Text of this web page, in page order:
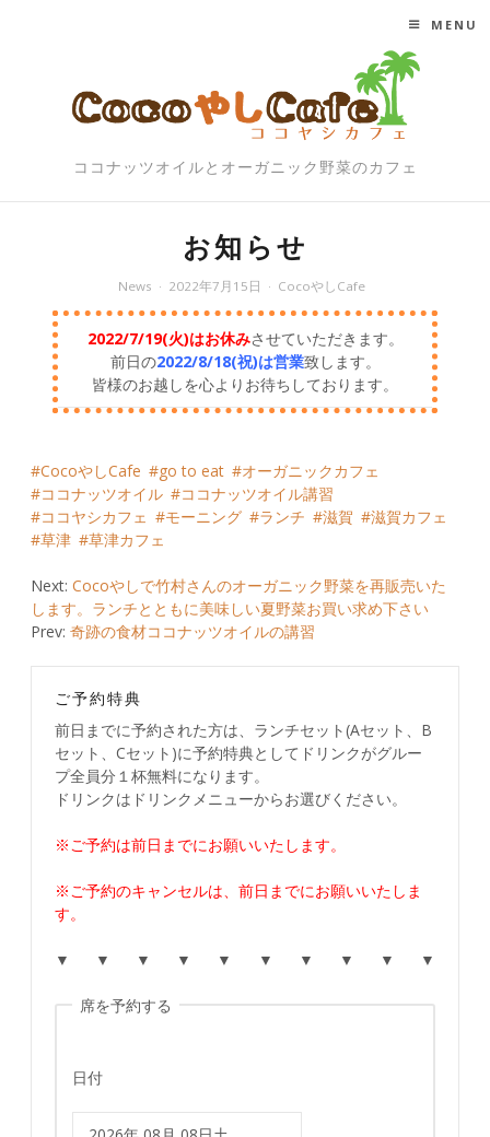
ココナッツオイルとオーガニック野菜のカフェ
MENU
お知らせ
News 2022年7月15日 CocoやしCafe
2022/7/19(火)はお休みさせていただきます。
前日の2022/8/18(祝)は営業致します。
皆様のお越しを心よりお待ちしております。
CocoやしCafe go to eat
オーガニックカフェ
ココナッツオイル
ココナッツオイル講習
ココヤシカフェ
モーニング ランチ 滋賀
滋賀カフェ
草津
草津カフェ
Post
navigation
Next: Cocoやしで竹村さんのオーガニック野菜を再販売いた
します。ランチとともに美味しい夏野菜お買い求め下さい
Prev: 奇跡の食材ココナッツオイルの講習
ご予約特典
前日までに予約された方は、ランチセット(Aセット、B
セット、Cセット)に予約特典としてドリンクがグルー
プ全員分１杯無料になります。
ドリンクはドリンクメニューからお選びください。
※ご予約は前日までにお願いいたします。
※ご予約のキャンセルは、前日までにお願いいたしま
す。
▼ ▼ ▼ ▼ ▼ ▼ ▼ ▼ ▼ ▼
席を予約する
日付